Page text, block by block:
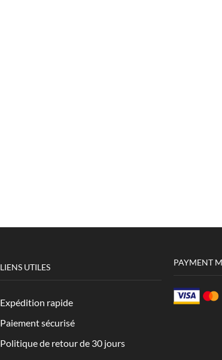
LIENS UTILES
Expédition rapide
Paiement sécurisé
Politique de retour de 30 jours
PAYMENT